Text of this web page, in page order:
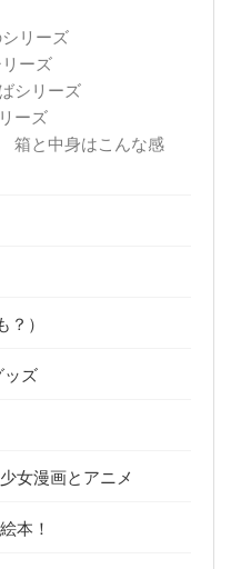
リーズ
ーズ
シリーズ
ーズ
箱と中身はこんな感
）
ッズ
女漫画とアニメ
本！